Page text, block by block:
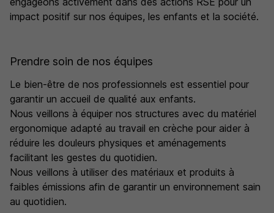
éducatives modernes, centrées sur l’autonomie de
l’enfant et la coéducation avec les familles.
Rejoindre Tillou Crèche, c’est intégrer un groupe à taille
humaine, en pleine évolution, qui place autant
d’importance au bien-être des enfants qu’à celui de ses
collaborateurs. Nous encourageons la formation, le
partage d’expériences et l’implication de chacun dans la
vie des établissements.
Animés par des valeurs fortes et une vision engagée de
impact positif sur nos équipes, les enfants et la société.
Prendre soin de nos équipes
Le bien-être de nos professionnels est essentiel pour
garantir un accueil de qualité aux enfants.
Nous veillons à équiper nos structures avec du matériel
ergonomique adapté au travail en crèche pour aider à
réduire les douleurs physiques et aménagements
facilitant les gestes du quotidien.
Nous veillons à utiliser des matériaux et produits à
faibles émissions afin de garantir un environnement sain
au quotidien.